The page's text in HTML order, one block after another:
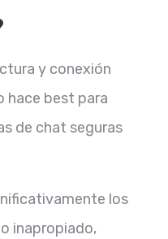
y conexión
hace best para
de chat seguras
los
inapropiado,